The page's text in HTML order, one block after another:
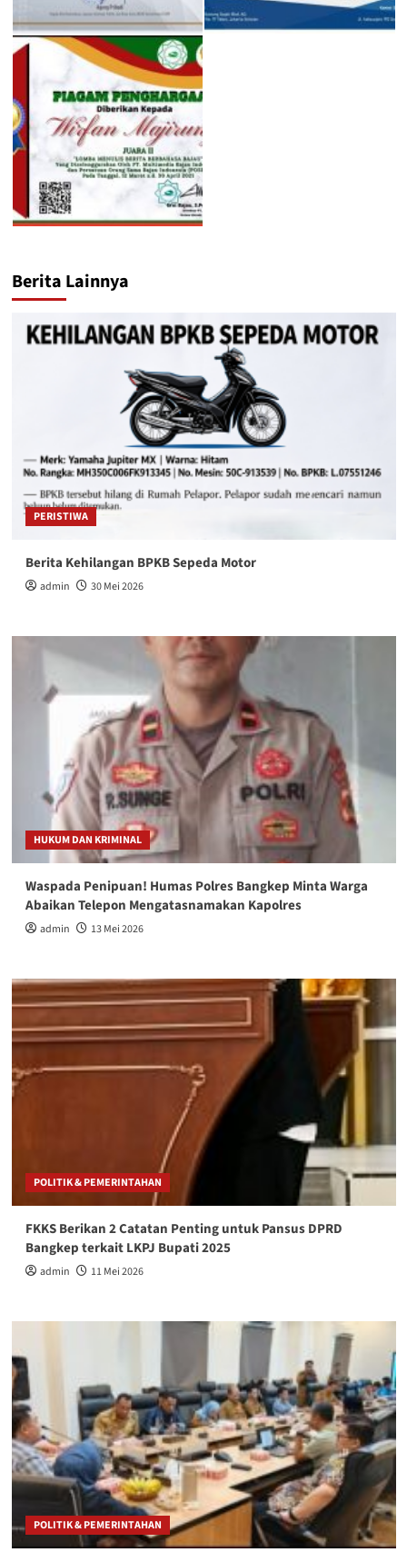
Berita Lainnya
PERISTIWA
Berita Kehilangan BPKB Sepeda Motor
admin 30 Mei 2026
HUKUM DAN KRIMINAL
Waspada Penipuan! Humas Polres Bangkep Minta Warga
Abaikan Telepon Mengatasnamakan Kapolres
admin 13 Mei 2026
POLITIK & PEMERINTAHAN
FKKS Berikan 2 Catatan Penting untuk Pansus DPRD
Bangkep terkait LKPJ Bupati 2025
admin 11 Mei 2026
POLITIK & PEMERINTAHAN